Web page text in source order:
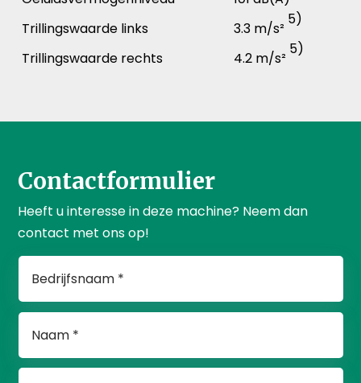
Trillingswaarde links
3.3 m/s²
5)
Trillingswaarde rechts 4.2 m/s²
5)
Contactformulier
Heeft u interesse in deze machine? Neem dan
contact met ons op!